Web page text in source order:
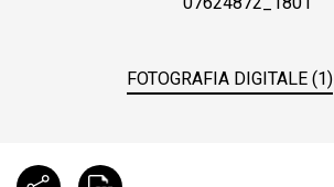
FOTOGRAFIA DIGITALE (1)